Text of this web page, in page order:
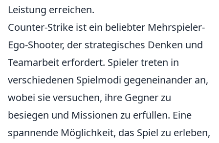
Leistung erreichen.
Counter-Strike ist ein beliebter Mehrspieler-
Ego-Shooter, der strategisches Denken und
Teamarbeit erfordert. Spieler treten in
verschiedenen Spielmodi gegeneinander an,
wobei sie versuchen, ihre Gegner zu
besiegen und Missionen zu erfüllen. Eine
spannende Möglichkeit, das Spiel zu erleben,